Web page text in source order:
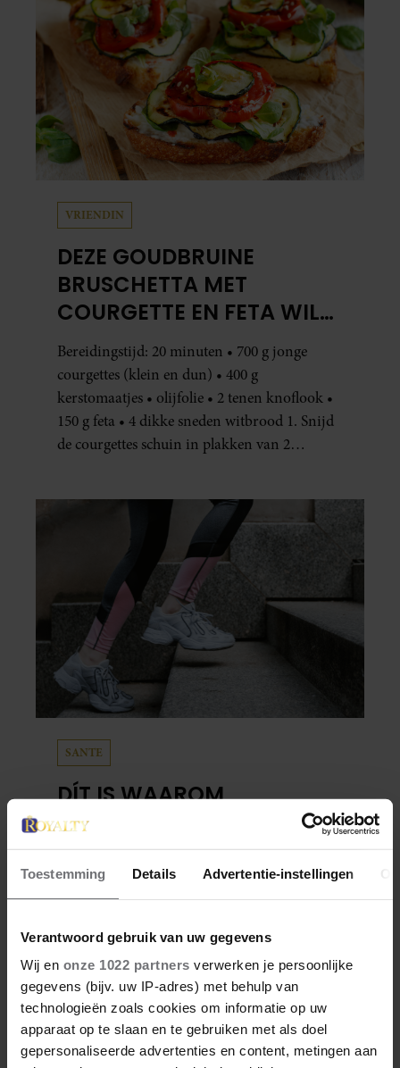
Toestemming Details Advertentie-instellingen
Verantwoord gebruik van uw gegevens
Wij en onze 1022 partners verwerken je persoonlijke
gegevens (bijv. uw IP-adres) met behulp van
technologieën zoals cookies om informatie op uw
apparaat op te slaan en te gebruiken met als doel
gepersonaliseerde advertenties en content, metingen aan
VRIENDIN
DEZE GOUDBRUINE
BRUSCHETTA MET
COURGETTE EN FETA WIL
JE METEEN MAKEN
Bereidingstijd: 20 minuten • 700 g jonge
courgettes (klein en dun) • 400 g
kerstomaatjes • olijfolie • 2 tenen knoflook •
150 g feta • 4 dikke sneden witbrood 1. Snijd
de courgettes schuin in plakken van 2
SANTE
DÍT IS WAAROM
TRAPLOPEN ZO ZWAAR
VOELT (SPOILER: HET LIGT
NIET AAN JE CONDITIE)
plaats van de roltrap of lift. Maar halverwege
begin je al met hijgen. Dit terwijl je van een
half uur wandelen geen last hebt. Hoe kan
dat?